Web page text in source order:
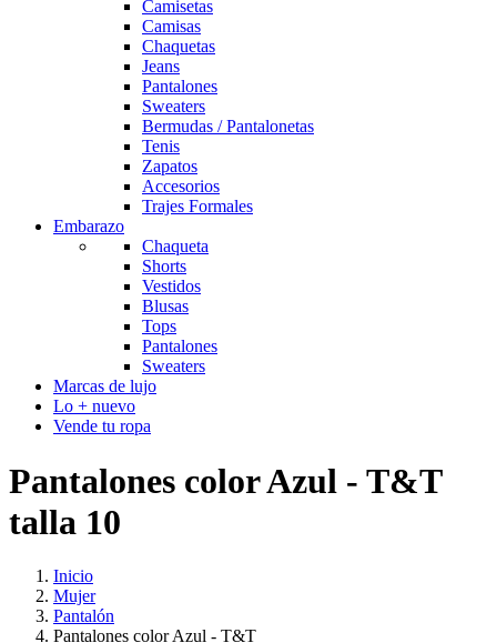
Camisetas
Camisas
Chaquetas
Jeans
Pantalones
Sweaters
Bermudas / Pantalonetas
Tenis
Zapatos
Accesorios
Trajes Formales
Embarazo
Chaqueta
Shorts
Vestidos
Blusas
Tops
Pantalones
Sweaters
Marcas de lujo
Lo + nuevo
Vende tu ropa
Pantalones color Azul - T&T
talla 10
Inicio
Mujer
Pantalón
Pantalones color Azul - T&T